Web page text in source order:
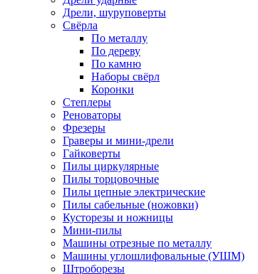
Дрели, шуруповерты
Свёрла
По металлу
По дереву
По камню
Наборы свёрл
Коронки
Степлеры
Реноваторы
Фрезеры
Граверы и мини-дрели
Гайковерты
Пилы циркулярные
Пилы торцовочные
Пилы цепные электрические
Пилы сабельные (ножовки)
Кусторезы и ножницы
Мини-пилы
Машины отрезные по металлу
Машины углошлифовальные (УШМ)
Штроборезы